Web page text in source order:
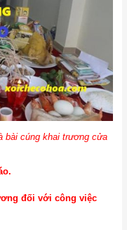
bài cúng khai trương cửa
đối với công việc